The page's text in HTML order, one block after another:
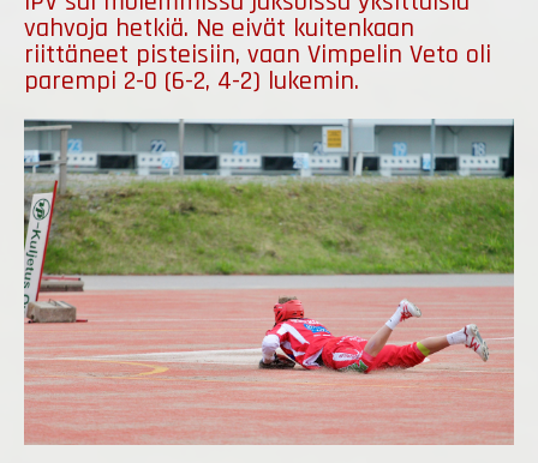
vahvoja hetkiä. Ne eivät kuitenkaan
riittäneet pisteisiin, vaan Vimpelin Veto oli
parempi 2-0 (6-2, 4-2) lukemin.